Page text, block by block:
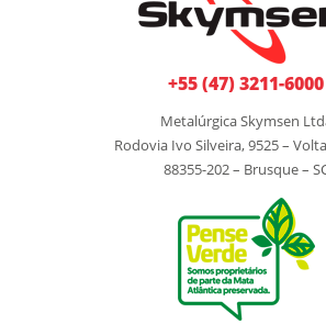
+55 (47) 3211-6000
Metalúrgica Skymsen
Rodovia Ivo Silveira, 9525 –
88355-202 – Brusque –